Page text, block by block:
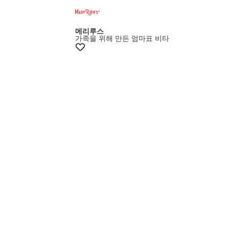
증정이벤트
메리루스
가족을 위해 만든 엄마표 비타